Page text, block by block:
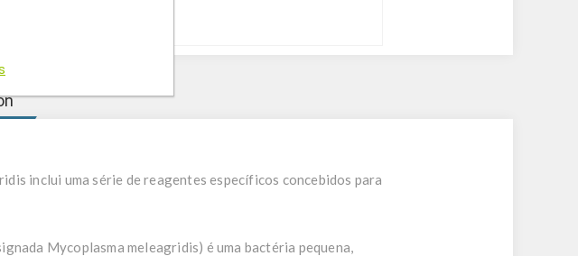
inclui uma série de reagentes específicos concebidos para
Mycoplasma meleagridis) é uma bactéria pequena,